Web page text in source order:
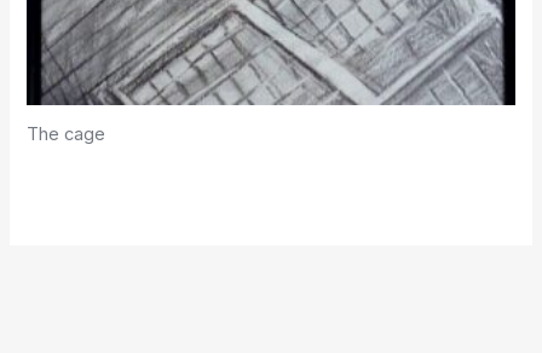
The cage